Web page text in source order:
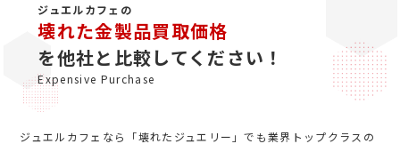
ジュエルカフェの
壊れた金製品買取価格
を他社と比較してください！
Expensive Purchase
ジュエルカフェなら「壊れたジュエリー」でも業界トップクラスの